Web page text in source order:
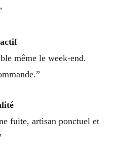
même le week-end.
fuite, artisan ponctuel et